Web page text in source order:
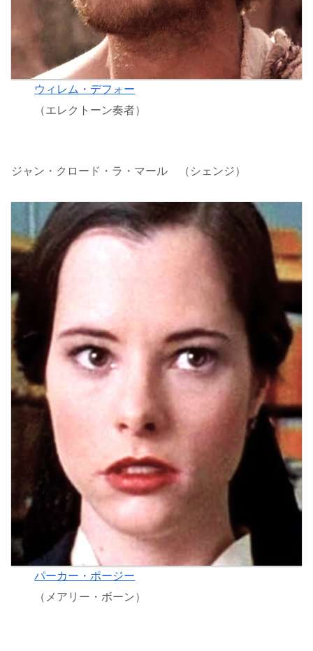
ウィレム・デフォー
（エレクトーン奏者）
ジャン・クロード・ラ・マール （シェンジ）
パーカー・ポージー
（メアリー・ボーン）